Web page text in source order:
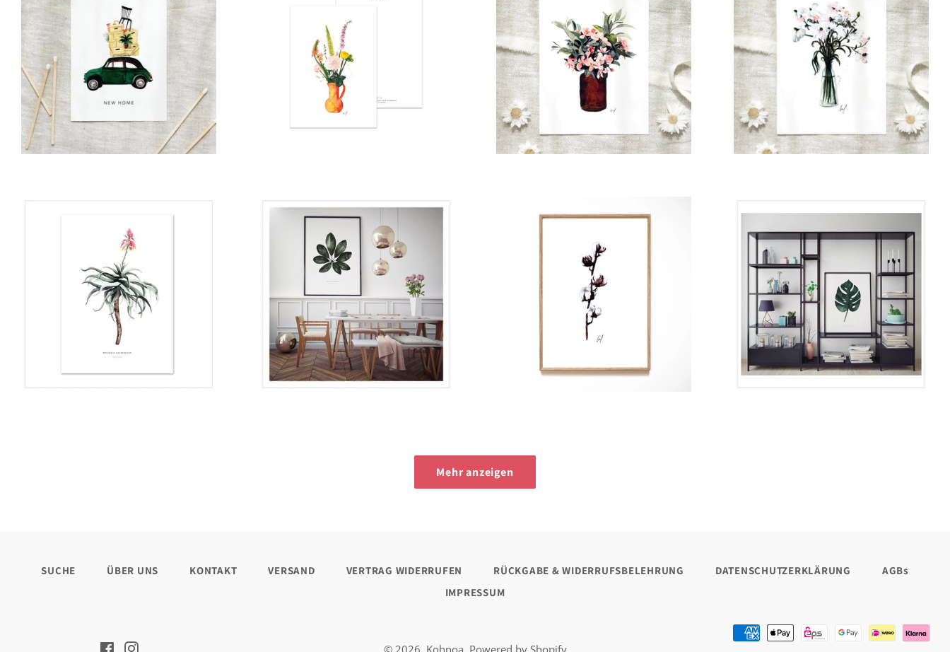
Normaler
Preis
Normaler
Preis
Normaler
Normaler
Preis
Normaler
Preis
Normaler
Preis
Normaler
Preis
von
Mehr anzeigen
SUCHE ÜBER UNS KONTAKT VERSAND VERTRAG WIDERRUFEN RÜCKGABE & WIDERRUFSBELEHRUNG DATENSCHUTZERKLÄRUNG
AGBs
IMPRESSUM
FacebookInstagram © 2026, Kohnoa . Powered by Shopify
Zahlungsarten